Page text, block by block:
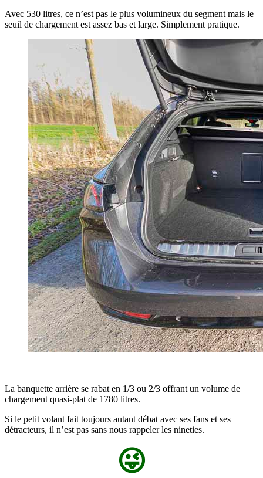
Avec 530 litres, ce n’est pas le plus volumineux du segment mais le
seuil de chargement est assez bas et large. Simplement pratique.
La banquette arrière se rabat en 1/3 ou 2/3 offrant un volume de
chargement quasi-plat de 1780 litres.
Si le petit volant fait toujours autant débat avec ses fans et ses
détracteurs, il n’est pas sans nous rappeler les nineties.
😜